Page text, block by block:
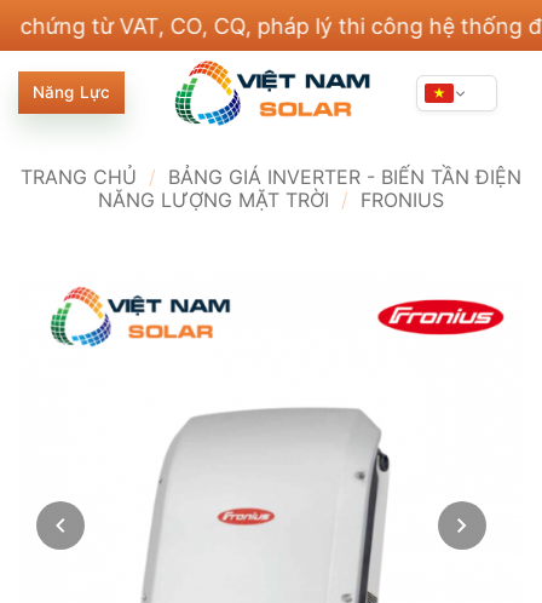
nội
dung
từ VAT, CO, CQ, pháp lý thi công hệ thống điện
Năng Lực
TRANG CHỦ / BẢNG GIÁ INVERTER - BIẾN TẦN ĐIỆN
NĂNG LƯỢNG MẶT TRỜI / FRONIUS